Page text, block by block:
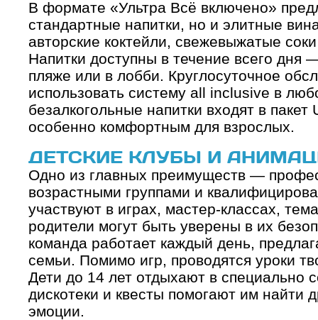
В формате «Ультра Всё включено»
стандартные напитки, но и элитные
авторские коктейли, свежевыжатые
Напитки доступны в течение всего дня
пляже или в лобби. Круглосуточное
использовать систему all inclusive в
безалкогольные напитки входят в пакет
особенно комфортным для взрослых.
ДЕТСКИЕ КЛУБЫ И
Одно из главных преимуществ —
возрастными группами и
участвуют в играх, мастер-классах,
родители могут быть уверены в их
команда работает каждый день,
семьи. Помимо игр, проводятся уроки
Дети до 14 лет отдыхают в специально
дискотеки и квесты помогают им найти
эмоции.